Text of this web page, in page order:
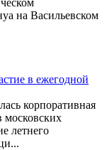
на Васильевском
в ежегодной
корпоративная
московских
летнего